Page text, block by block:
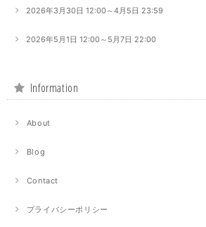
2026年3月30日 12:00～4月5日 23:59
2026年5月1日 12:00～5月7日 22:00
Information
About
Blog
Contact
プライバシーポリシー